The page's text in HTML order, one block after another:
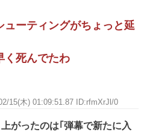
ューティングがちょっと延
く死んでたわ
15(木) 01:09:51.87 ID:rfmXrJl/0
がったのは｢弾幕で新たに入